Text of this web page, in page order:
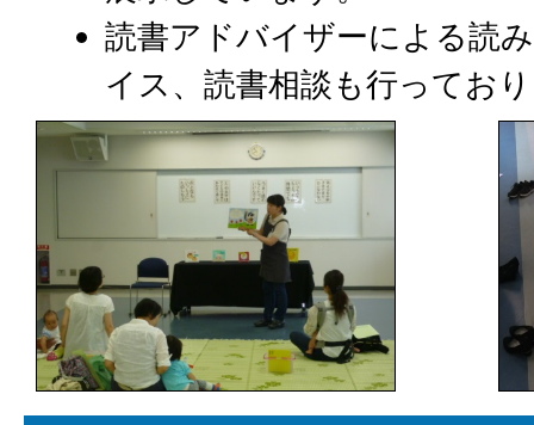
読書アドバイザーによる読
イス、読書相談も行ってお